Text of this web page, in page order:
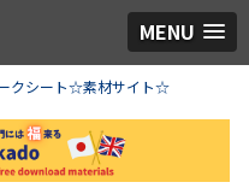
MENU
クシート☆素材サイト☆